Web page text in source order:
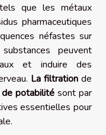
que les métaux
pharmaceutiques
néfastes sur
peuvent
et induire des
La filtrationde
potabilité sont par
essentielles pour